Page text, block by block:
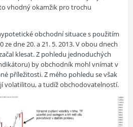
vhodný okamžik pro trochu
obchodní situace s použitím
dne 20. a 21. 5. 2013. V obou dnech
klesat. Z pohledu jednoduchých
by obchodník mohl vnímat v
příležitosti. Z mého pohledu se však
volatilitou, a tudíž obchodovatelností.